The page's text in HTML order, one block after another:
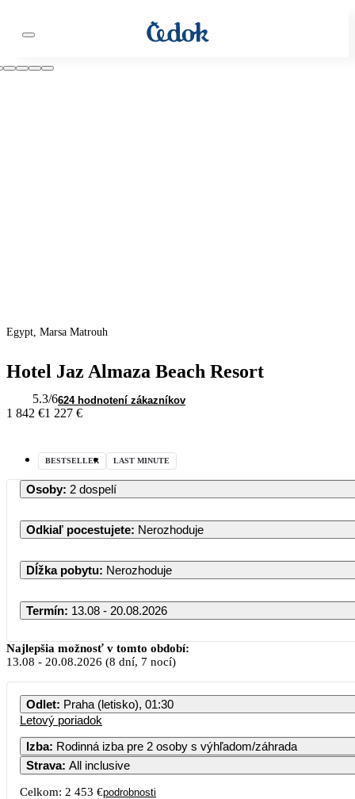
Egypt, Marsa Matrouh
Hotel Jaz Almaza Beach Resort
5.3/6624 hodnotení zákazníkov
1 842 €1 227 €
BESTSELLER LAST MINUTE
Osoby: 2 dospelí
Odkiaľ pocestujete: Nerozhoduje
Dĺžka pobytu: Nerozhoduje
Termín: 13.08 - 20.08.2026
August 2026
PO UT ST ŠT PI
Najlepšia možnosť v tomto období:
13.08 - 20.08.2026 (8 dní, 7 nocí)
Odlet: Praha (letisko), 01:30
Letový poriadok
Izba: Rodinná izba pre 2 osoby s výhľadom/záhrada
Strava: All inclusive
Celkom: 2 453 €podrobnosti